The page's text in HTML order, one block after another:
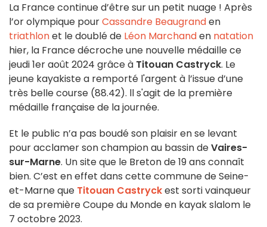
La France continue d’être sur un petit nuage ! Après
l’or olympique pourCassandre Beaugranden
triathlonet le doublé de Léon Marchanden natation
hier, la France décroche une nouvelle médaille ce
jeudi 1er août 2024 grâce à Titouan Castryck. Le
jeune kayakiste a remporté l'argent à l’issue d’une
très belle course (88.42). ll s'agit de la première
médaille française de la journée.
Et le public n’a pas boudé son plaisir en se levant
pour acclamer son champion au bassin deVaires-
sur-Marne. Un site que le Breton de 19 ans connaît
bien. C’est en effet dans cette commune de Seine-
et-Marne que Titouan Castryckest sorti vainqueur
de sa première Coupe du Monde en kayak slalom le
7 octobre 2023.